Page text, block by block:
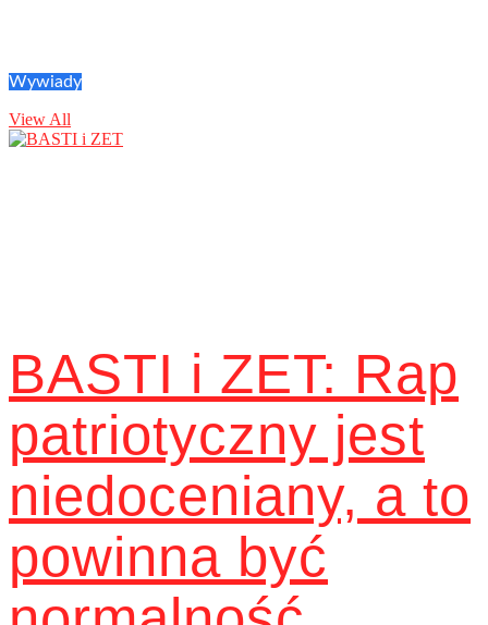
Wywiady
View All
BASTI i ZET: Rap
patriotyczny jest
niedoceniany, a to
powinna być